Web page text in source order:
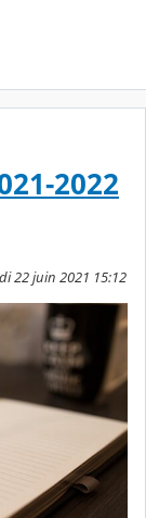
2022
22 juin 2021 15:12